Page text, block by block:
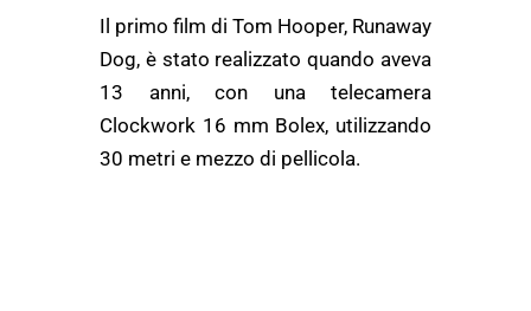
Il primo film di Tom Hooper, Runaway
Dog, è stato realizzato quando aveva
13 anni, con una telecamera
Clockwork 16 mm Bolex, utilizzando
30 metri e mezzo di pellicola.